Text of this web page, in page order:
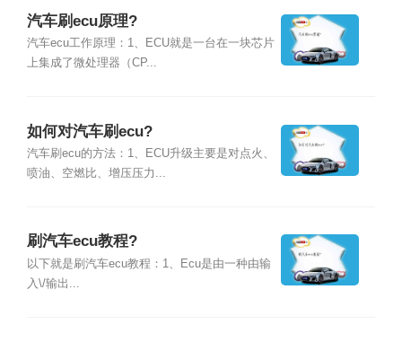
汽车刷ecu原理?
汽车ecu工作原理：1、ECU就是一台在一块芯片
上集成了微处理器（CP...
如何对汽车刷ecu?
汽车刷ecu的方法：1、ECU升级主要是对点火、
喷油、空燃比、增压压力...
刷汽车ecu教程?
以下就是刷汽车ecu教程：1、Ecu是由一种由输
入\/输出...